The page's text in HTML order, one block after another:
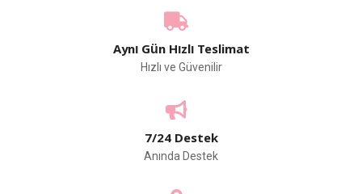
Aynı Gün Hızlı Teslimat
Hızlı ve Güvenilir
7/24 Destek
Anında Destek